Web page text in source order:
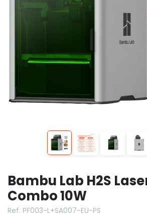
Bambu Lab H2S
Combo 10W
Ref. PF003-L+SA007-EU-PS